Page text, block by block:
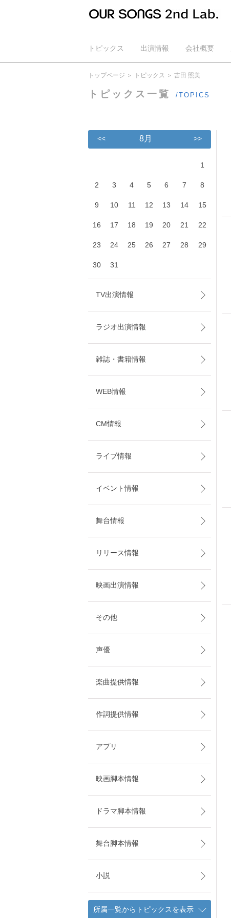
トピックス 出演情報 会社概要
公式YouTube
トップページ トピックス 吉田 照美
トピックス一覧 /TOPICS
<< 8月 >>
1
2 3 4 5 6 7 8
9 10 11 12 13 14 15
16 17 18 19 20 21 22
23 24 25 26 27 28 29
30 31
TV出演情報
ラジオ出演情報
雑誌・書籍情報
WEB情報
CM情報
ライブ情報
イベント情報
舞台情報
リリース情報
映画出演情報
その他
声優
楽曲提供情報
作詞提供情報
アプリ
映画脚本情報
ドラマ脚本情報
舞台脚本情報
小説
所属一覧からトピックスを表示